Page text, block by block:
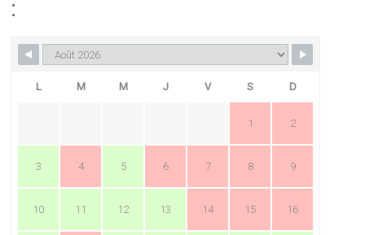
:
L M M J V S D
1 2
3 4 5 6 7 8 9
10 11 12 13 14 15 16